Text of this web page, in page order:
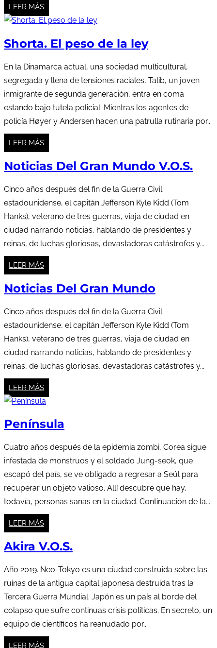
LEER MÁS
Shorta. El peso de la ley
En la Dinamarca actual, una sociedad multicultural,
segregada y llena de tensiones raciales, Talib, un joven
inmigrante de segunda generación, entra en coma
estando bajo tutela policial. Mientras los agentes de
policía Høyer y Andersen hacen una patrulla rutinaria por...
LEER MÁS
Noticias Del Gran Mundo V.O.S.
Cinco años después del fin de la Guerra Civil
estadounidense, el capitán Jefferson Kyle Kidd (Tom
Hanks), veterano de tres guerras, viaja de ciudad en
ciudad narrando noticias, hablando de presidentes y
reinas, de luchas gloriosas, devastadoras catástrofes y...
LEER MÁS
Noticias Del Gran Mundo
Cinco años después del fin de la Guerra Civil
estadounidense, el capitán Jefferson Kyle Kidd (Tom
Hanks), veterano de tres guerras, viaja de ciudad en
ciudad narrando noticias, hablando de presidentes y
reinas, de luchas gloriosas, devastadoras catástrofes y...
LEER MÁS
Península
Cuatro años después de la epidemia zombi, Corea sigue
infestada de monstruos y el soldado Jung-seok, que
escapó del país, se ve obligado a regresar a Seúl para
recuperar un objeto valioso. Allí descubre que hay,
todavía, personas sanas en la ciudad. Continuación de la...
LEER MÁS
Akira V.O.S.
Año 2019. Neo-Tokyo es una ciudad construida sobre las
ruinas de la antigua capital japonesa destruida tras la
Tercera Guerra Mundial. Japón es un país al borde del
colapso que sufre continuas crisis políticas. En secreto, un
equipo de científicos ha reanudado por...
LEER MÁS